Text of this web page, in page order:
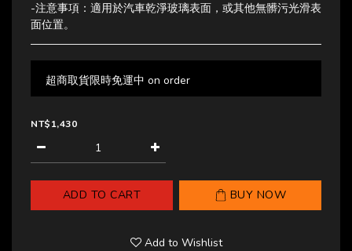
-注意事項：適用於汽車乾淨玻璃表面，或其他無髒污光滑表
面位置。
超商取貨限時免運中 on order
NT$1,430
ADD TO CART BUY NOW
Add to Wishlist